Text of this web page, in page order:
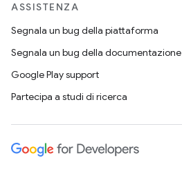
ASSISTENZA
Segnala un bug della piattaforma
Segnala un bug della documentazione
Google Play support
Partecipa a studi di ricerca